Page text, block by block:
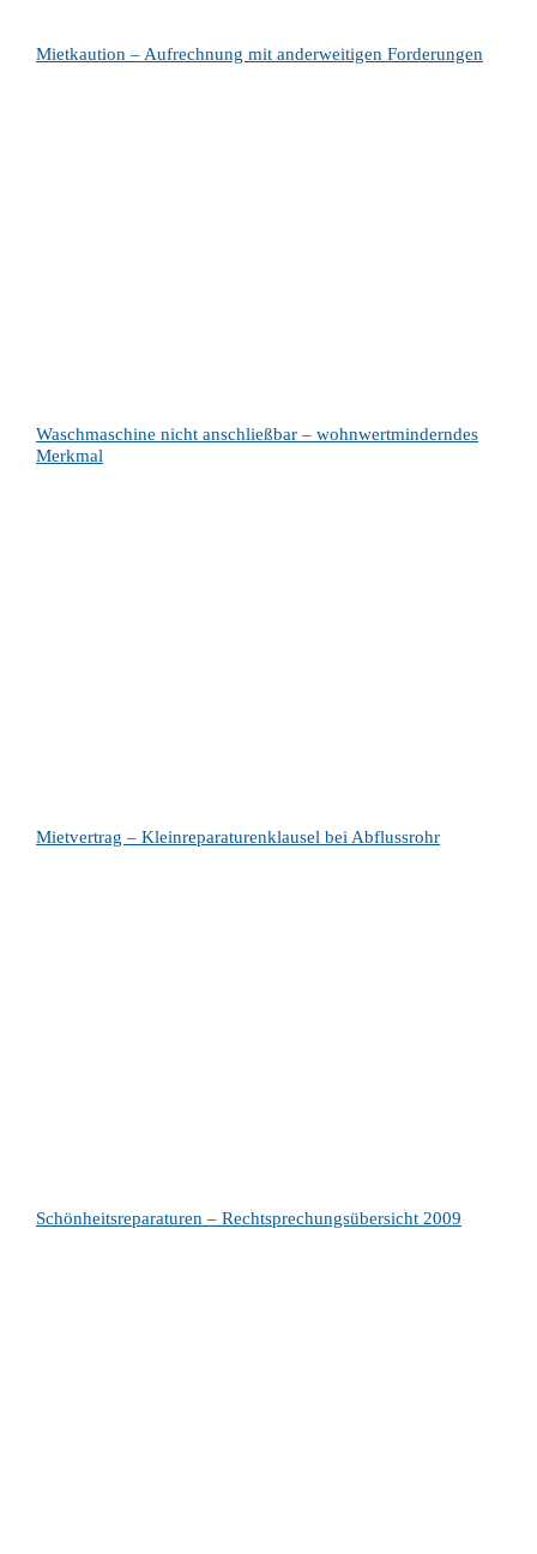
Mietkaution – Aufrechnung mit anderweitigen Forderungen
Waschmaschine nicht anschließbar – wohnwertminderndes
Merkmal
Mietvertrag – Kleinreparaturenklausel bei Abflussrohr
Schönheitsreparaturen – Rechtsprechungsübersicht 2009